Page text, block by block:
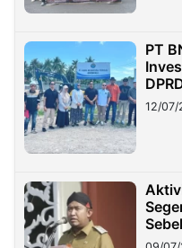
PT
12/